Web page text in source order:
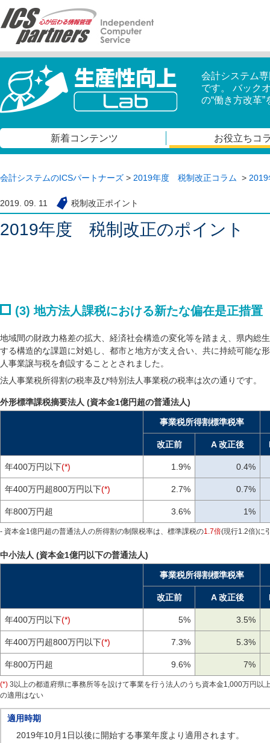
会計システム
です。 バック
の“働き方改革
新着コンテンツ お役立ちコ
会計システムのICSパートナーズ > 2019年度 税制改正コラム >
2019. 09. 11 税制改正ポイント
2019年度 税制改正のポイント
(3) 地方法人課税における新たな偏在是正措置
地域間の財政力格差の拡大、経済社会構造の変化等を踏まえ、県内総
する構造的な課題に対処し、都市と地方が支え合い、共に持続可能な
人事業譲与税を創設することとされました。
法人事業税所得割の税率及び特別法人事業税の税率は次の通りです。
外形標準課税摘要法人 (資本金1億円超の普通法人)
事業税所得割標準税率
改正前 A 改正後
年400万円以下(*) 1.9% 0.4%
年400万円超800万円以下(*) 2.7% 0.7%
年800万円超 3.6% 1%
- 資本金1億円超の普通法人の所得割の制限税率は、標準課税の1.7倍(現行1.2倍)に
中小法人 (資本金1億円以下の普通法人)
事業税所得割標準税率
改正前 A 改正後
年400万円以下(*) 5% 3.5%
年400万円超800万円以下(*) 7.3% 5.3%
年800万円超 9.6% 7%
(*) 3以上の都道府県に事務所等を設けて事業を行う法人のうち資本金1,000万円以
の適用はない
適用時期
2019年10月1日以後に開始する事業年度より適用されます。